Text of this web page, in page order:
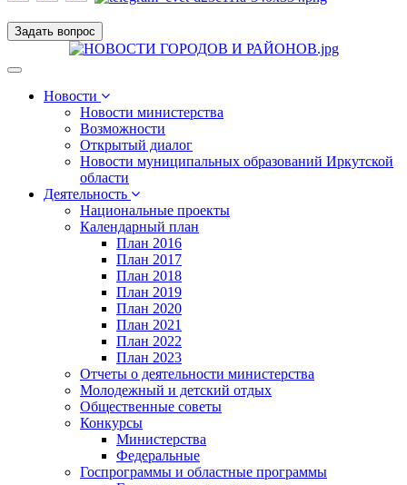
Задать вопрос
Toggle
navigationНовости
Новости министерства
Возможности
Открытый диалог
Новости муниципальных образований Иркутской
области
Деятельность
Национальные проекты
Календарный план
План 2016
План 2017
План 2018
План 2019
План 2020
План 2021
План 2022
План 2023
Отчеты о деятельности министерства
Молодежный и детский отдых
Общественные советы
Конкурсы
Министерства
Федеральные
Госпрограммы и областные программы